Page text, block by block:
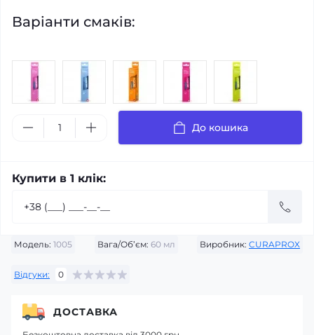
Модель: 1005 Вага/Об’єм: 60 мл Виробник: CURAPROX
Відгуки: 0
Варіанти смаків:
До кошика
Купити в 1 клік:
ДОСТАВКА